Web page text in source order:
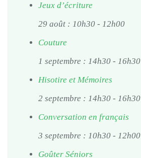
Jeux d’écriture
29 août : 10h30 - 12h00
Couture
1 septembre : 14h30 - 16h30
Hisotire et Mémoires
2 septembre : 14h30 - 16h30
Conversation en français
3 septembre : 10h30 - 12h00
Goûter Séniors